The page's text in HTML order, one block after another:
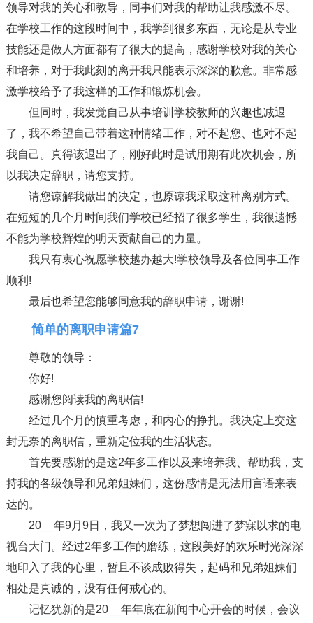
领导对我的关心和教导，同事们对我的帮助让我感激不尽。
在学校工作的这段时间中，我学到很多东西，无论是从专业
技能还是做人方面都有了很大的提高，感谢学校对我的关心
和培养，对于我此刻的离开我只能表示深深的歉意。非常感
激学校给予了我这样的工作和锻炼机会。
但同时，我发觉自己从事培训学校教师的兴趣也减退
了，我不希望自己带着这种情绪工作，对不起您、也对不起
我自己。真得该退出了，刚好此时是试用期有此次机会，所
以我决定辞职，请您支持。
请您谅解我做出的决定，也原谅我采取这种离别方式。
在短短的几个月时间我们学校已经招了很多学生，我很遗憾
不能为学校辉煌的明天贡献自己的力量。
我只有衷心祝愿学校越办越大!学校领导及各位同事工作
顺利!
最后也希望您能够同意我的辞职申请，谢谢!
简单的离职申请篇7
尊敬的领导：
你好!
感谢您阅读我的离职信!
经过几个月的慎重考虑，和内心的挣扎。我决定上交这
封无奈的离职信，重新定位我的生活状态。
首先要感谢的是这2年多工作以及来培养我、帮助我，支
持我的各级领导和兄弟姐妹们，这份感情是无法用言语来表
达的。
20__年9月9日，我又一次为了梦想闯进了梦寐以求的电
视台大门。经过2年多工作的磨练，这段美好的欢乐时光深深
地印入了我的心里，暂且不谈成败得失，起码和兄弟姐妹们
相处是真诚的，没有任何戒心的。
记忆犹新的是20__年年底在新闻中心开会的时候，会议